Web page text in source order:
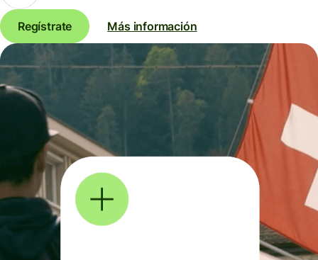
Regístrate Más información